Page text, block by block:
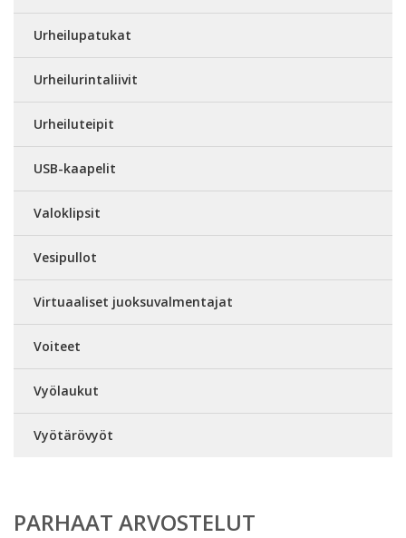
Urheilupatukat
Urheilurintaliivit
Urheiluteipit
USB-kaapelit
Valoklipsit
Vesipullot
Virtuaaliset juoksuvalmentajat
Voiteet
Vyölaukut
Vyötärövyöt
PARHAAT ARVOSTELUT